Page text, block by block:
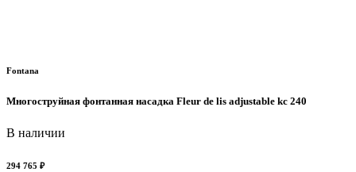
Fontana
Многоструйная фонтанная насадка Fleur de lis adjustable kc 240
В наличии
294 765 ₽